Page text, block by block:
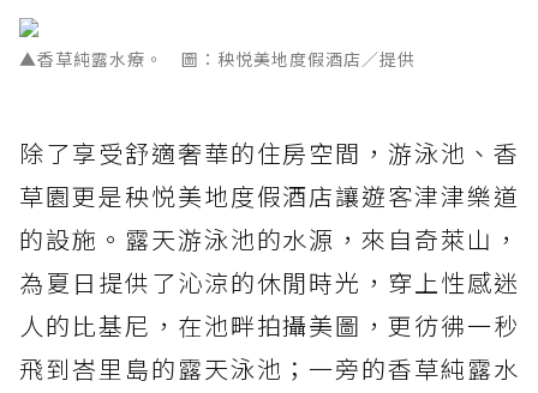
▲香草純露水療。 圖：秧悦美地度假酒店／提供
除了享受舒適奢華的住房空間，游泳池、香
草園更是秧悦美地度假酒店讓遊客津津樂道
的設施。露天游泳池的水源，來自奇萊山，
為夏日提供了沁涼的休閒時光，穿上性感迷
人的比基尼，在池畔拍攝美圖，更彷彿一秒
飛到峇里島的露天泳池；一旁的香草純露水